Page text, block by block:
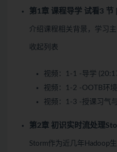
第1章 课程导学 试看3 节
介绍课程相关背景，学习
收起列表
视频： 1-1 -导学
视频：
1-2 -OOTB环
视频：
1-3 -授课习气
第2章 初识实时流处理
Storm作为近几年Hadoop